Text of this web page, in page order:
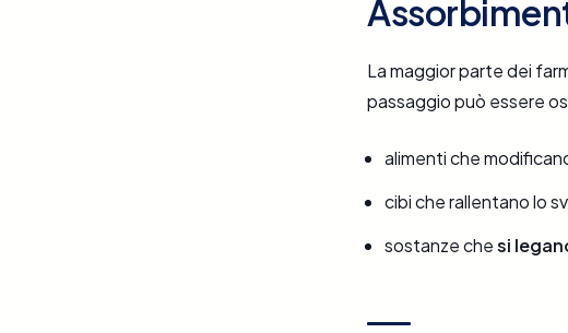
La maggior parte dei
passaggio può essere
alimenti che
cibi che rallentano lo
sostanze chesi